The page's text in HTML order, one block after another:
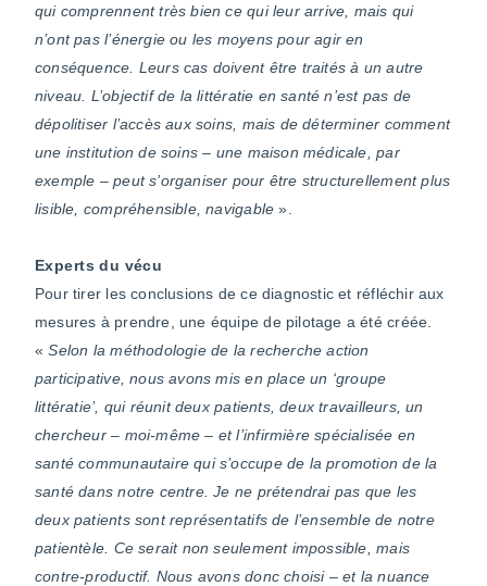
qui comprennent très bien ce qui leur arrive, mais qui
n’ont pas l’énergie ou les moyens pour agir en
conséquence. Leurs cas doivent être traités à un autre
niveau. L’objectif de la littératie en santé n’est pas de
dépolitiser l’accès aux soins, mais de déterminer comment
une institution de soins – une maison médicale, par
exemple – peut s’organiser pour être structurellement plus
lisible, compréhensible, navigable ».
Experts du vécu
Pour tirer les conclusions de ce diagnostic et réfléchir aux
mesures à prendre, une équipe de pilotage a été créée.
«Selon la méthodologie de la recherche action
participative, nous avons mis en place un ‘groupe
littératie’, qui réunit deux patients, deux travailleurs, un
chercheur – moi-même – et l’infirmière spécialisée en
santé communautaire qui s’occupe de la promotion de la
santé dans notre centre. Je ne prétendrai pas que les
deux patients sont représentatifs de l’ensemble de notre
patientèle. Ce serait non seulement impossible, mais
contre-productif. Nous avons donc choisi – et la nuance